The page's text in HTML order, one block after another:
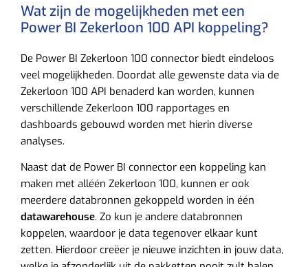
Wat zijn de mogelijkheden met een
Power BI Zekerloon 100 API koppeling?
De Power BI Zekerloon 100 connector biedt eindeloos
veel mogelijkheden. Doordat alle gewenste data via de
Zekerloon 100 API benaderd kan worden, kunnen
verschillende Zekerloon 100 rapportages en
dashboards gebouwd worden met hierin diverse
analyses.
Naast dat de Power BI connector een koppeling kan
maken met alléén Zekerloon 100, kunnen er ook
meerdere databronnen gekoppeld worden in één
datawarehouse. Zo kun je andere databronnen
koppelen, waardoor je data tegenover elkaar kunt
zetten. Hierdoor creëer je nieuwe inzichten in jouw data,